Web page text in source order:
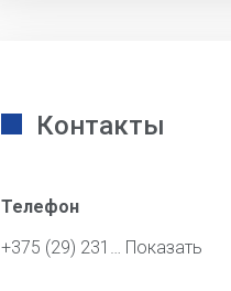
Контакты
Телефон
+375 (29) 231… Показать